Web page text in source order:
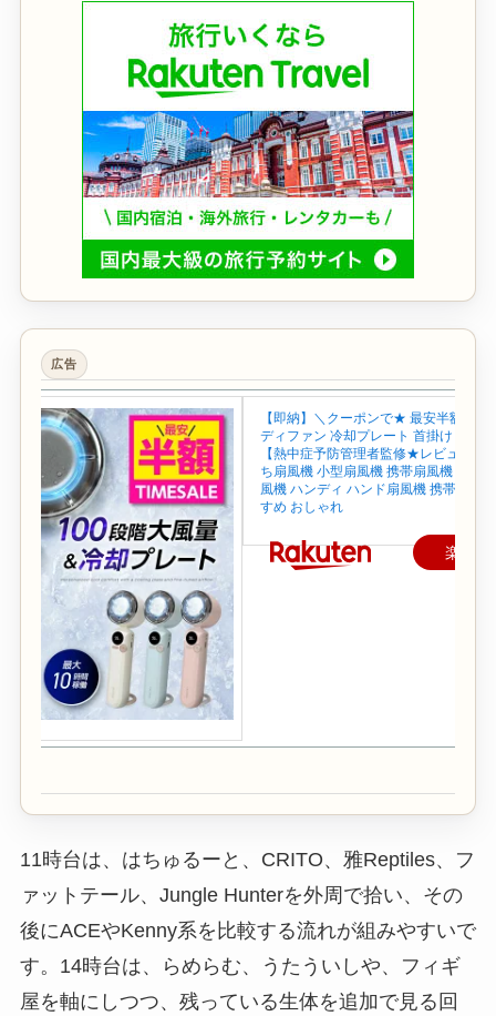
広告
【即納】＼クーポンで★ 最安半額~／
ディファン 冷却プレート 首掛け 首か
【熱中症予防管理者監修★レビュー特
ち扇風機 小型扇風機 携帯扇風機 ネッ
風機 ハンディ ハンド扇風機 携帯 せん
すめ おしゃれ
楽天で
11時台は、はちゅるーと、CRITO、雅Reptiles、フ
ァットテール、Jungle Hunterを外周で拾い、その
後にACEやKenny系を比較する流れが組みやすいで
す。14時台は、らめらむ、うたういしや、フィギ
屋を軸にしつつ、残っている生体を追加で見る回